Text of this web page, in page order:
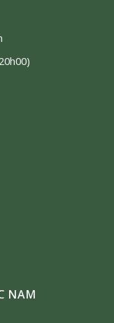
Thủy Để Bàn
NAM